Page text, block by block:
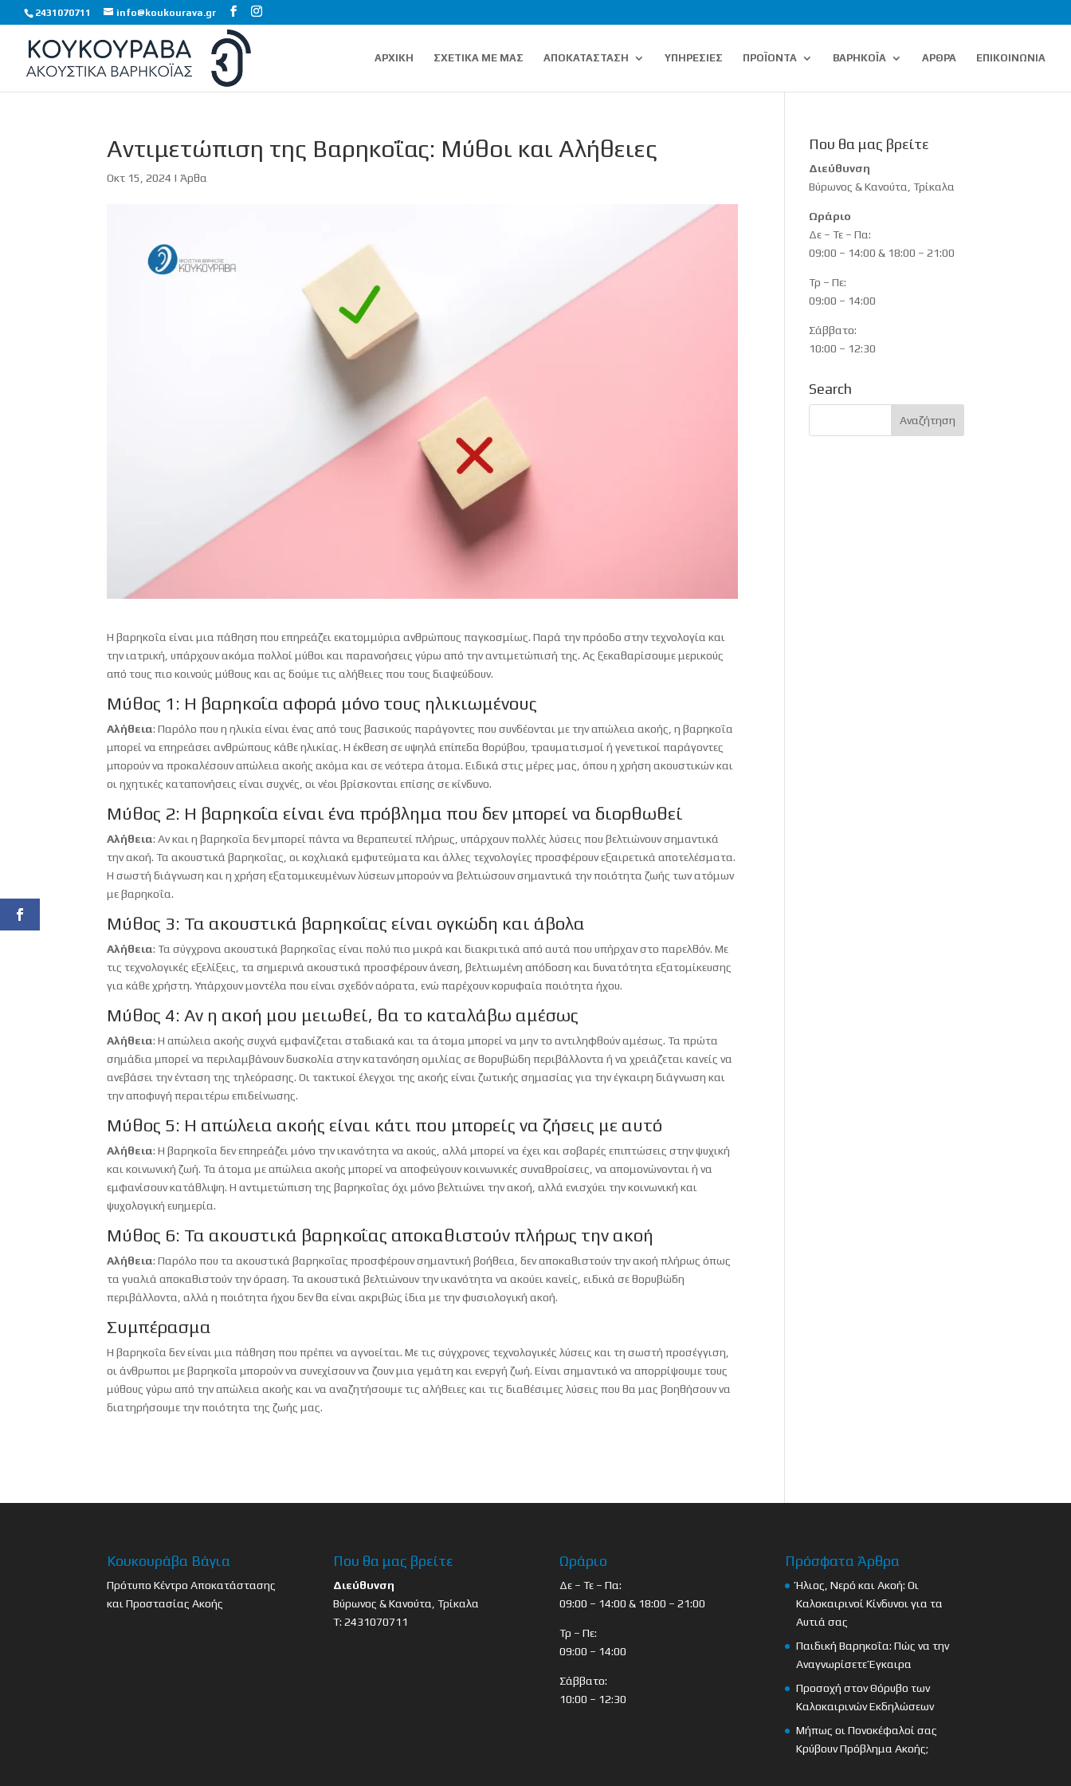
2431070711 info@koukourava.gr
ΑΡΧΙΚΗ ΣΧΕΤΙΚΑ ΜΕ ΜΑΣ ΑΠΟΚΑΤΑΣΤΑΣΗ ΥΠΗΡΕΣΙΕΣ ΠΡΟΪΟΝΤΑ ΒΑΡΗΚΟΪΑ ΑΡΘΡΑ ΕΠΙΚΟΙΝΩΝΙΑ
Αντιμετώπιση της Βαρηκοΐας: Μύθοι και Αλήθειες
Οκτ 15, 2024 |Άρθα
Η βαρηκοΐα είναι μια πάθηση που επηρεάζει εκατομμύρια ανθρώπους παγκοσμίως. Παρά την πρόοδο στην τεχνολογία και
την ιατρική, υπάρχουν ακόμα πολλοί μύθοι και παρανοήσεις γύρω από την αντιμετώπισή της. Ας ξεκαθαρίσουμε μερικούς
από τους πιο κοινούς μύθους και ας δούμε τις αλήθειες που τους διαψεύδουν.
Μύθος 1: Η βαρηκοΐα αφορά μόνο τους ηλικιωμένους
Αλήθεια: Παρόλο που η ηλικία είναι ένας από τους βασικούς παράγοντες που συνδέονται με την απώλεια ακοής, η βαρηκοΐα
μπορεί να επηρεάσει ανθρώπους κάθε ηλικίας. Η έκθεση σε υψηλά επίπεδα θορύβου, τραυματισμοί ή γενετικοί παράγοντες
μπορούν να προκαλέσουν απώλεια ακοής ακόμα και σε νεότερα άτομα. Ειδικά στις μέρες μας, όπου η χρήση ακουστικών και
οι ηχητικές καταπονήσεις είναι συχνές, οι νέοι βρίσκονται επίσης σε κίνδυνο.
Μύθος 2: Η βαρηκοΐα είναι ένα πρόβλημα που δεν μπορεί να διορθωθεί
Αλήθεια: Αν και η βαρηκοΐα δεν μπορεί πάντα να θεραπευτεί πλήρως, υπάρχουν πολλές λύσεις που βελτιώνουν σημαντικά
την ακοή. Τα ακουστικά βαρηκοΐας, οι κοχλιακά εμφυτεύματα και άλλες τεχνολογίες προσφέρουν εξαιρετικά αποτελέσματα.
Η σωστή διάγνωση και η χρήση εξατομικευμένων λύσεων μπορούν να βελτιώσουν σημαντικά την ποιότητα ζωής των ατόμων
με βαρηκοΐα.
Μύθος 3: Τα ακουστικά βαρηκοΐας είναι ογκώδη και άβολα
Αλήθεια: Τα σύγχρονα ακουστικά βαρηκοΐας είναι πολύ πιο μικρά και διακριτικά από αυτά που υπήρχαν στο παρελθόν. Με
τις τεχνολογικές εξελίξεις, τα σημερινά ακουστικά προσφέρουν άνεση, βελτιωμένη απόδοση και δυνατότητα εξατομίκευσης
για κάθε χρήστη. Υπάρχουν μοντέλα που είναι σχεδόν αόρατα, ενώ παρέχουν κορυφαία ποιότητα ήχου.
Μύθος 4: Αν η ακοή μου μειωθεί, θα το καταλάβω αμέσως
Αλήθεια: Η απώλεια ακοής συχνά εμφανίζεται σταδιακά και τα άτομα μπορεί να μην το αντιληφθούν αμέσως. Τα πρώτα
σημάδια μπορεί να περιλαμβάνουν δυσκολία στην κατανόηση ομιλίας σε θορυβώδη περιβάλλοντα ή να χρειάζεται κανείς να
ανεβάσει την ένταση της τηλεόρασης. Οι τακτικοί έλεγχοι της ακοής είναι ζωτικής σημασίας για την έγκαιρη διάγνωση και
την αποφυγή περαιτέρω επιδείνωσης.
Μύθος 5: Η απώλεια ακοής είναι κάτι που μπορείς να ζήσεις με αυτό
Αλήθεια: Η βαρηκοΐα δεν επηρεάζει μόνο την ικανότητα να ακούς, αλλά μπορεί να έχει και σοβαρές επιπτώσεις στην ψυχική
και κοινωνική ζωή. Τα άτομα με απώλεια ακοής μπορεί να αποφεύγουν κοινωνικές συναθροίσεις, να απομονώνονται ή να
εμφανίσουν κατάθλιψη. Η αντιμετώπιση της βαρηκοΐας όχι μόνο βελτιώνει την ακοή, αλλά ενισχύει την κοινωνική και
ψυχολογική ευημερία.
Μύθος 6: Τα ακουστικά βαρηκοΐας αποκαθιστούν πλήρως την ακοή
Αλήθεια: Παρόλο που τα ακουστικά βαρηκοΐας προσφέρουν σημαντική βοήθεια, δεν αποκαθιστούν την ακοή πλήρως όπως
τα γυαλιά αποκαθιστούν την όραση. Τα ακουστικά βελτιώνουν την ικανότητα να ακούει κανείς, ειδικά σε θορυβώδη
περιβάλλοντα, αλλά η ποιότητα ήχου δεν θα είναι ακριβώς ίδια με την φυσιολογική ακοή.
Συμπέρασμα
Η βαρηκοΐα δεν είναι μια πάθηση που πρέπει να αγνοείται. Με τις σύγχρονες τεχνολογικές λύσεις και τη σωστή προσέγγιση,
οι άνθρωποι με βαρηκοΐα μπορούν να συνεχίσουν να ζουν μια γεμάτη και ενεργή ζωή. Είναι σημαντικό να απορρίψουμε τους
μύθους γύρω από την απώλεια ακοής και να αναζητήσουμε τις αλήθειες και τις διαθέσιμες λύσεις που θα μας βοηθήσουν να
διατηρήσουμε την ποιότητα της ζωής μας.
Που θα μας βρείτε
Διεύθυνση
Βύρωνος & Κανούτα, Τρίκαλα
Ωράριο
Δε – Τε – Πα:
09:00 – 14:00 & 18:00 – 21:00
Τρ – Πε:
09:00 – 14:00
Σάββατο:
10:00 – 12:30
Search
Κουκουράβα Βάγια
Πρότυπο Κέντρο Αποκατάστασης
και Προστασίας Ακοής
Που θα μας βρείτε
Διεύθυνση
Βύρωνος & Κανούτα, Τρίκαλα
Τ: 2431070711
Ωράριο
Δε – Τε – Πα:
09:00 – 14:00 & 18:00 – 21:00
Τρ – Πε:
09:00 – 14:00
Σάββατο:
10:00 – 12:30
Πρόσφατα Άρθρα
Ήλιος, Νερό και Ακοή: Οι
Καλοκαιρινοί Κίνδυνοι για τα
Αυτιά σας
Παιδική Βαρηκοΐα: Πώς να την
Αναγνωρίσετε Έγκαιρα
Προσοχή στον Θόρυβο των
Καλοκαιρινών Εκδηλώσεων
Μήπως οι Πονοκέφαλοί σας
Κρύβουν Πρόβλημα Ακοής;